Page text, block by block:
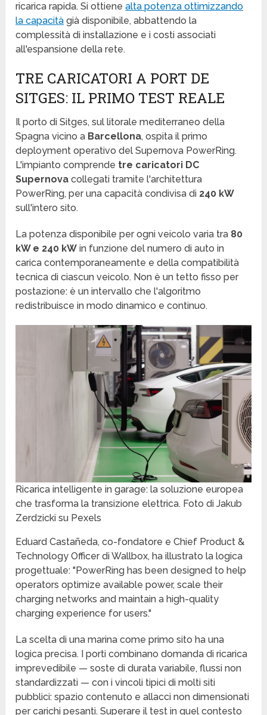
ricarica rapida. Si ottienealta potenza ottimizzando
la capacità già disponibile, abbattendo la
complessità di installazione e i costi associati
all'espansione della rete.
TRE CARICATORI A PORT DE
SITGES: IL PRIMO TEST REALE
Il porto di Sitges, sul litorale mediterraneo della
Spagna vicino a Barcellona, ospita il primo
deployment operativo del Supernova PowerRing.
L'impianto comprende tre caricatori DC
Supernova collegati tramite l'architettura
PowerRing, per una capacità condivisa di 240 kW
sull'intero sito.
La potenza disponibile per ogni veicolo varia tra 80
kW e 240 kW in funzione del numero di auto in
carica contemporaneamente e della compatibilità
tecnica di ciascun veicolo. Non è un tetto fisso per
postazione: è un intervallo che l'algoritmo
redistribuisce in modo dinamico e continuo.
Ricarica intelligente in garage: la soluzione europea
che trasforma la transizione elettrica. Foto di Jakub
Zerdzicki su Pexels
Eduard Castañeda, co-fondatore e Chief Product &
Technology Officer di Wallbox, ha illustrato la logica
progettuale: "PowerRing has been designed to help
operators optimize available power, scale their
charging networks and maintain a high-quality
charging experience for users."
La scelta di una marina come primo sito ha una
logica precisa. I porti combinano domanda di ricarica
imprevedibile — soste di durata variabile, flussi non
standardizzati — con i vincoli tipici di molti siti
pubblici: spazio contenuto e allacci non dimensionati
per carichi pesanti. Superare il test in quel contesto